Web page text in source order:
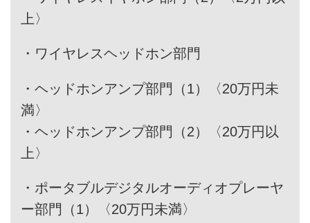
上〉
・ ワイヤレスヘッドホン部門
・ ヘッドホンアンプ部門（1）〈20万円未
満〉
・ ヘッドホンアンプ部門（2）〈20万円以
上〉
・ ポータブルデジタルオーディオプレーヤ
ー部門（1）〈20万円未満〉